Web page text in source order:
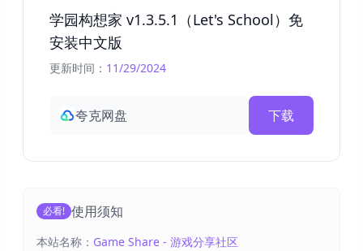
学园构想家 v1.3.5.1（Let's School）免
安装中文版
更新时间： 11/29/2024
夸克网盘 下载
必看! 使用须知
本站名称： Game Share - 游戏分享社区